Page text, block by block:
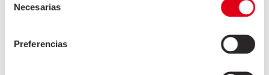
Necesarias
Preferencias
Marché asiatique
Secteur industriel